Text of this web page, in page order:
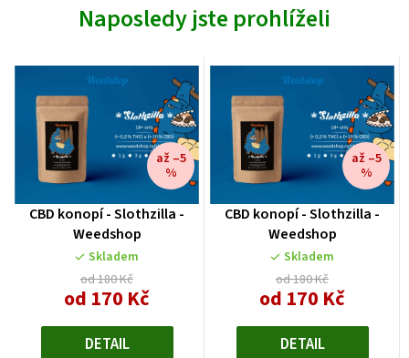
Naposledy jste prohlíželi
CBD konopí - Slothzilla -
Weedshop
Skladem
od 180 Kč
až –5
%
od 170 KčMěrná
DETAIL
CBD konopí - Slothzilla -
Weedshop
Skladem
od 180 Kč
až –5
%
od 170 KčMěrná
DETAIL